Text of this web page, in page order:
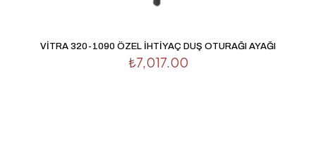
VİTRA 320-1090 ÖZEL İHTİYAÇ DUŞ OTURAĞI AYAĞI
₺7,017.00